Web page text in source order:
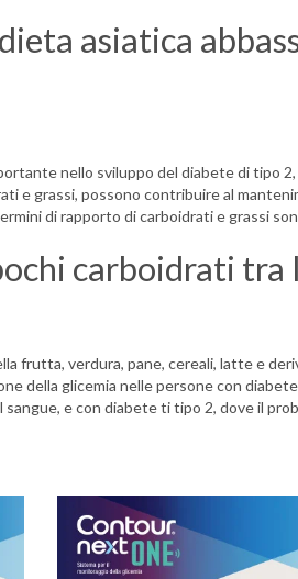
asiatica
nello sviluppo del diabete di tipo
e grassi, possono contribuire al
di rapporto di carboidrati e grassi
carboidrati
frutta, verdura, pane, cereali, latte e
della glicemia nelle persone con
e con diabete ti tipo 2, dove il
articoli